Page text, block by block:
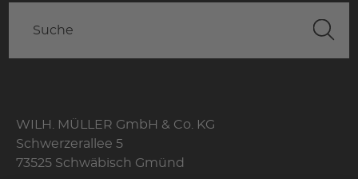
WILH. MÜLLER GmbH & Co. KG
Schwerzerallee 5
73525 Schwäbisch Gmünd